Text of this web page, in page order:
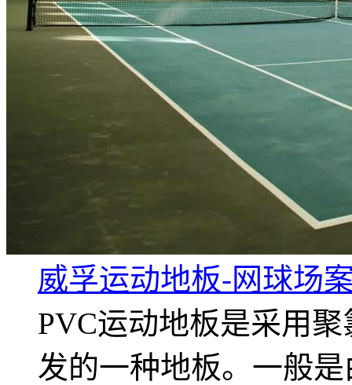
威孚运动地板-网球场
PVC运动地板是采用
发的一种地板。一般